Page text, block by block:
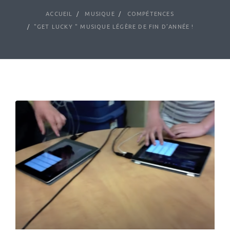
ACCUEIL MUSIQUE COMPÉTENCES
"GET LUCKY " MUSIQUE LÉGÈRE DE FIN D’ANNÉE !